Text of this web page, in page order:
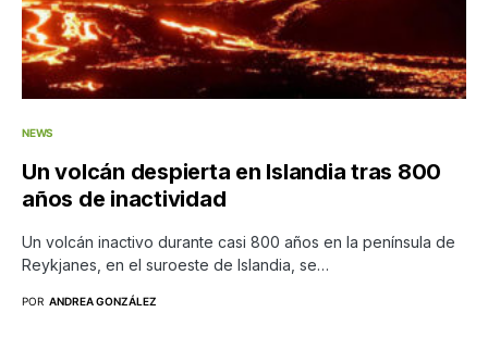
NEWS
Un volcán despierta en Islandia tras 800
años de inactividad
Un volcán inactivo durante casi 800 años en la península de
Reykjanes, en el suroeste de Islandia, se…
POR ANDREA GONZÁLEZ